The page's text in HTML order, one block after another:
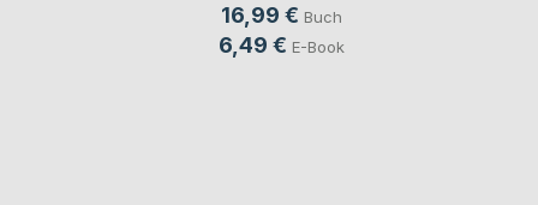
16,99 € Buch
6,49 € E-Book